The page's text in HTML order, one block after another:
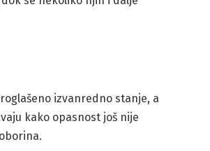
izvanredno stanje, a
kako opasnost još nije